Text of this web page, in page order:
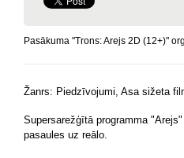
Pasākuma "Trons: Arejs 2D (12+)"
Žanrs: Piedzīvojumi, Asa sižeta
Supersarežģītā programma
pasaules uz reālo.